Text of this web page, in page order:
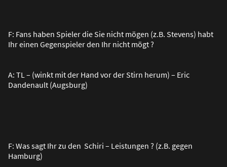
F: Fans haben Spieler die Sie nicht mögen (z.B. Stevens) habt
Ihr einen Gegenspieler den Ihr nicht mögt ?
A: TL – (winkt mit der Hand vor der Stirn herum) – Eric
Dandenault (Augsburg)
F: Was sagt Ihr zu den Schiri – Leistungen ? (z.B. gegen
Hamburg)